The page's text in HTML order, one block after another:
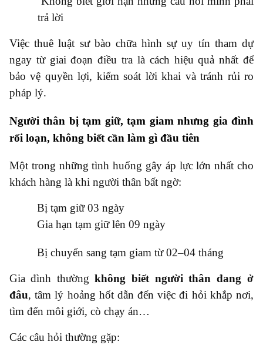
trả lời
Việc thuê luật sư bào chữa hình sự uy tín tham dự
ngay từ giai đoạn điều tra là cách hiệu quả nhất để
bảo vệ quyền lợi, kiểm soát lời khai và tránh rủi ro
pháp lý.
Người thân bị tạm giữ, tạm giam nhưng gia đình
rối loạn, không biết cần làm gì đầu tiên
Một trong những tình huống gây áp lực lớn nhất cho
khách hàng là khi người thân bất ngờ:
Bị tạm giữ 03 ngày
Gia hạn tạm giữ lên 09 ngày
Bị chuyển sang tạm giam từ 02–04 tháng
Gia đình thường không biết người thân đang ở
đâu, tâm lý hoảng hốt dẫn đến việc đi hỏi khắp nơi,
tìm đến môi giới, cò chạy án…
Các câu hỏi thường gặp: